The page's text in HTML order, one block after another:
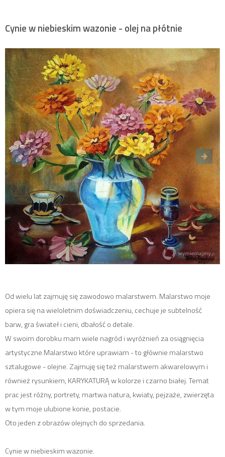
Cynie w niebieskim wazonie - olej na płótnie
Od wielu lat zajmuję się zawodowo malarstwem. Malarstwo moje
opiera się na wieloletnim doświadczeniu, cechuje je subtelność
barw, gra świateł i cieni, dbałość o detale.
W swoim dorobku mam wiele nagród i wyróżnień za osiągnięcia
artystyczne.Malarstwo które uprawiam - to głównie malarstwo
sztalugowe - olejne. Zajmuję się też malarstwem akwarelowym i
również rysunkiem, KARYKATURĄ w kolorze i czarno białej. Temat
prac jest różny, portrety, martwa natura, kwiaty, pejzaże, zwierzęta
w tym moje ulubione konie, postacie.
Oto jeden z obrazów olejnych do sprzedania.
Cynie w niebieskim wazonie.